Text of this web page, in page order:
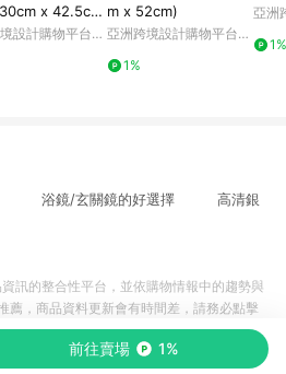
x 42.5c
設計購物平台
m x 52cm)
亞洲跨境設計購物平台
1%
亞洲
1%
蝕 浴鏡/玄關鏡的好選擇 高清銀
前往賣場 1%
訊的整合性平台，並依購物情報中的趨勢與
薦，商品資料更新會有時間差，請務必點擊
價與購物條件，一切資訊以合作廠商網頁為